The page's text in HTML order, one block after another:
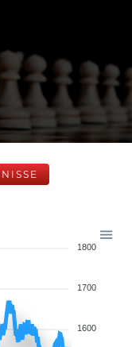
1800
1700
1600